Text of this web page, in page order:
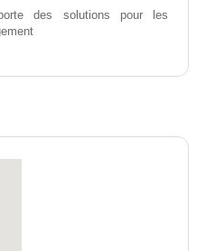
des solutions pour les